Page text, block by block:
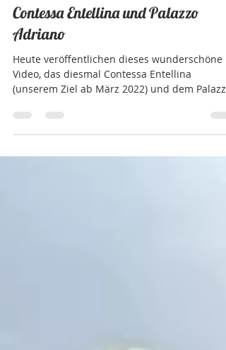
-
7. Dez. 2021
1 Min. Lesezeit
Contessa Entellina und Palazzo
Adriano
Heute veröffentlichen dieses wunderschöne
Video, das diesmal Contessa Entellina
Adriano...